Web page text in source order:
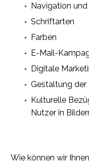
Navigation
Schriftarten
Farben
E-Mail-
Digitale
Gestaltung der
Kulturelle
Nutzer in
Wie können wir